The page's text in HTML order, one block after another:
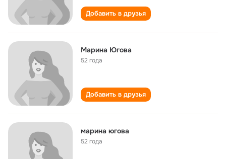
Добавить в друзья
Марина Югова
52 года
Добавить в друзья
марина югова
52 года